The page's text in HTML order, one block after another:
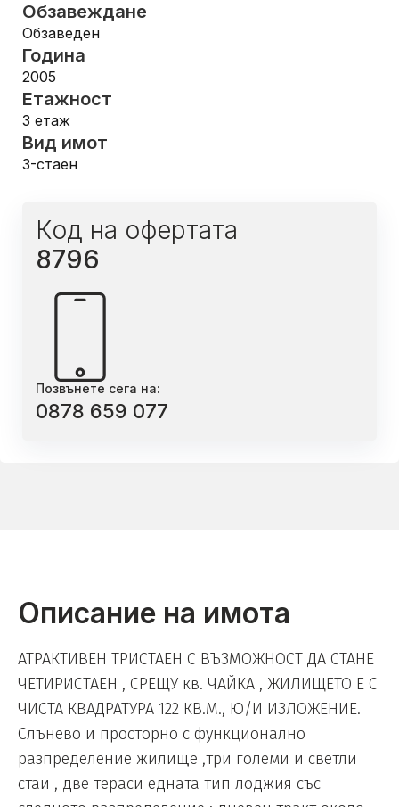
Обзавеждане
Обзаведен
Година
2005
Етажност
3 етаж
Вид имот
3-стаен
Код на офертата
8796
Позвънете сега на:
0878 659 077
Описание на имота
АТРАКТИВЕН ТРИСТАЕН С ВЪЗМОЖНОСТ ДА СТАНЕ
ЧЕТИРИСТАЕН , СРЕЩУ кв. ЧАЙКА , ЖИЛИЩЕТО Е С
ЧИСТА КВАДРАТУРА 122 КВ.М., Ю/И ИЗЛОЖЕНИЕ.
Слънево и просторно с функционално
разпределение жилище ,три големи и светли
стаи , две тераси едната тип лоджия със